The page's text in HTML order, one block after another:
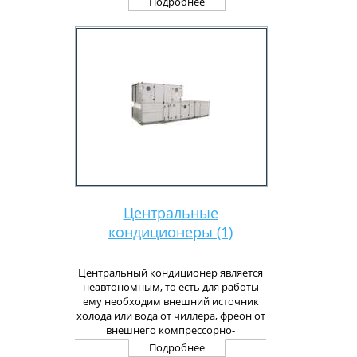
задача кондиционировать несколько
смежных помещений.
здания большого количества
внешних блоков.
Центральные
кондиционеры (1)
Центральный кондиционер является
неавтономным, то есть для работы
ему необходим внешний источник
холода или вода от чиллера, фреон от
внешнего компрессорно-
конденсаторного блока, горячая вода
Подробнее